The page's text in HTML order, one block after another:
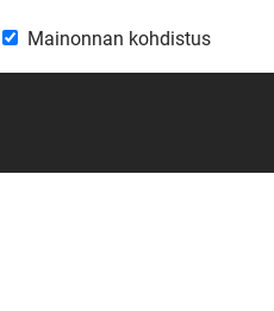
Mainonnan kohdistus